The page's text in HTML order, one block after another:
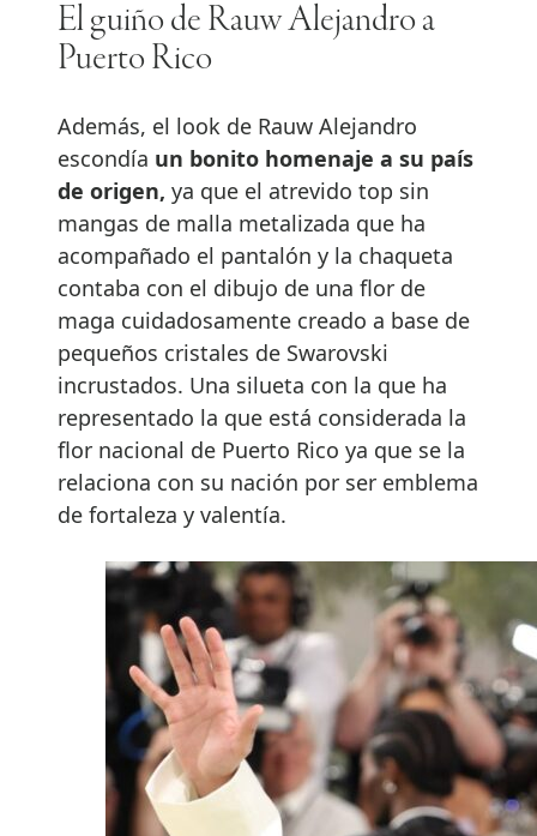
El guiño de Rauw Alejandro a
Puerto Rico
Además, el look de Rauw Alejandro
escondía un bonito homenaje a su país
de origen, ya que el atrevido top sin
mangas de malla metalizada que ha
acompañado el pantalón y la chaqueta
contaba con el dibujo de una flor de
maga cuidadosamente creado a base de
pequeños cristales de Swarovski
incrustados. Una silueta con la que ha
representado la que está considerada la
flor nacional de Puerto Rico ya que se la
relaciona con su nación por ser emblema
de fortaleza y valentía.